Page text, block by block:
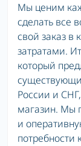
Мы ценим
сделать все
свой заказ
затратами.
который
России и
магазин. Мы
и
потребности